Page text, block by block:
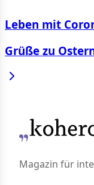
Leben mit
Grüße zu
Magazin für